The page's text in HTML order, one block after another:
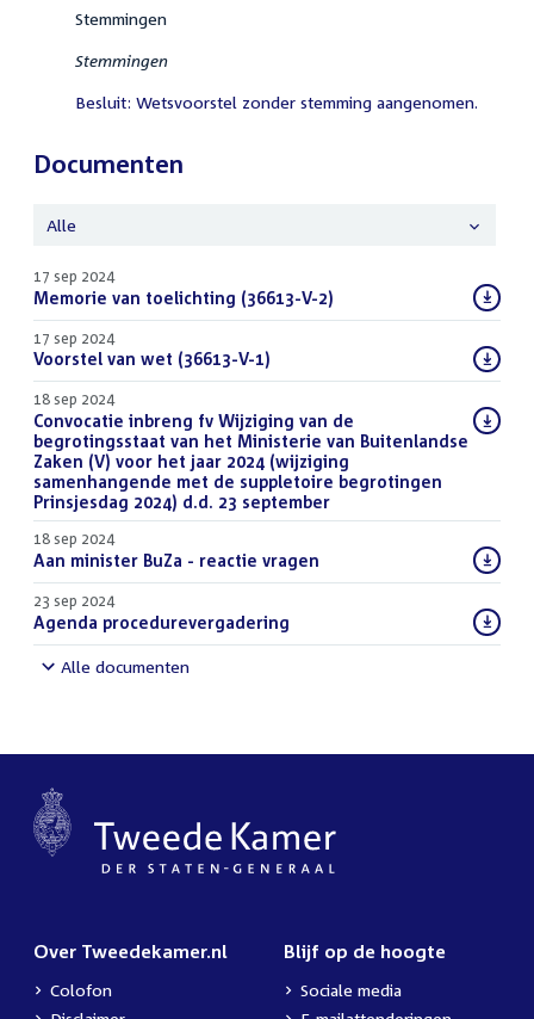
Stemmingen
Stemmingen
Besluit: Wetsvoorstel zonder stemming aangenomen.
Documenten
Alle
17 sep 2024
Download
bestand:
Memorie van toelichting (36613-V-2)
17 sep 2024
Download
bestand:
Voorstel van wet (36613-V-1)
18 sep 2024
Download
bestand:
Convocatie inbreng fv Wijziging van de
begrotingsstaat van het Ministerie van Buitenlandse
Zaken (V) voor het jaar 2024 (wijziging
samenhangende met de suppletoire begrotingen
Prinsjesdag 2024) d.d. 23 september
18 sep 2024
Download
bestand:
Aan minister BuZa - reactie vragen
23 sep 2024
Download
bestand:
Agenda procedurevergadering
Alle documenten
Over Tweedekamer.nl
Colofon
Blijf op de hoogte
Sociale media